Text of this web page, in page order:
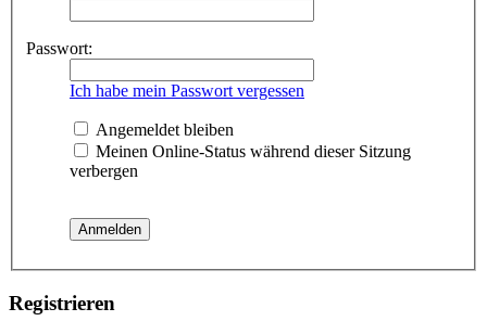
Passwort:
Ich habe mein Passwort vergessen
Angemeldet bleiben
Meinen Online-Status während dieser Sitzung
verbergen
Registrieren